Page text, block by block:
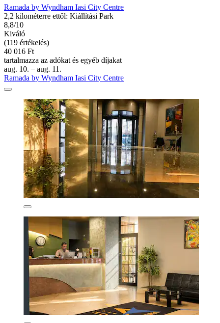
Ramada by Wyndham Iasi City Centre
2,2 kilométerre ettől: Kiállítási Park
8,8/10
Kiváló
(119 értékelés)
40 016 Ft
tartalmazza az adókat és egyéb díjakat
aug. 10. – aug. 11.
Ramada by Wyndham Iasi City Centre